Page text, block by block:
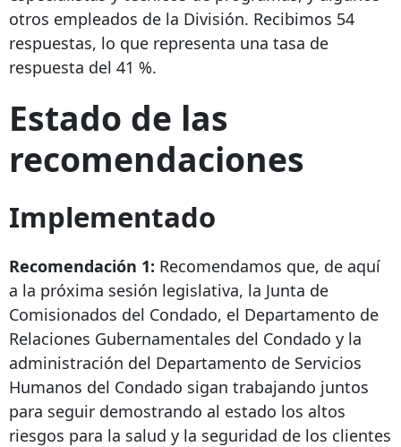
otros empleados de la División. Recibimos 54
respuestas, lo que representa una tasa de
respuesta del 41 %.
Estado de las
recomendaciones
Implementado
Recomendación 1: Recomendamos que, de aquí
a la próxima sesión legislativa, la Junta de
Comisionados del Condado, el Departamento de
Relaciones Gubernamentales del Condado y la
administración del Departamento de Servicios
Humanos del Condado sigan trabajando juntos
para seguir demostrando al estado los altos
riesgos para la salud y la seguridad de los clientes